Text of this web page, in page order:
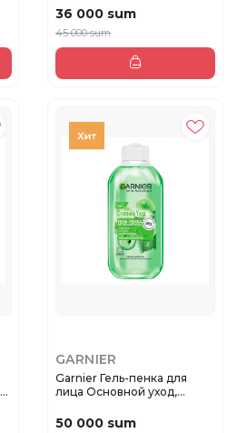
36 000 sum
45 000 sum
GARNIER
Garnier Гель-пенка для
лица Основной уход,
50 000 sum